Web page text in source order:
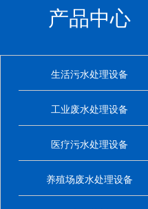
产品中心
生活污水处理设备
工业废水处理设备
医疗污水处理设备
养殖场废水处理设备